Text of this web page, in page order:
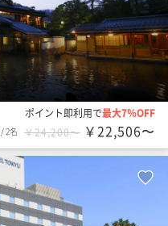
ポイント即利用で最大7％OFF
/2名 ￥24,200〜 ￥22,506〜